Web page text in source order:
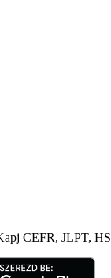
CEFR, JLPT,